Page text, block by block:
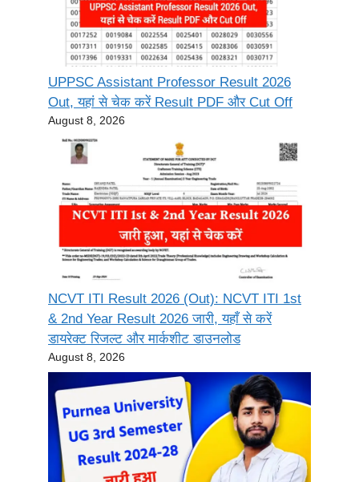
UPPSC Assistant Professor Result 2026
Out, यहां से चेक करें Result PDF और Cut Off
August 8, 2026
NCVT ITI Result 2026 (Out): NCVT ITI 1st
& 2nd Year Result 2026 जारी, यहाँ से करें
डायरेक्ट रिजल्ट और मार्कशीट डाउनलोड
August 8, 2026